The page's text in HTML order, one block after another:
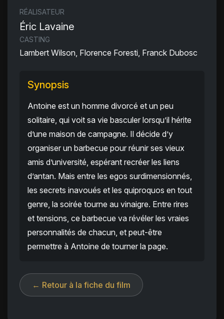
RÉALISATEUR
Éric Lavaine
CASTING
Lambert Wilson, Florence Foresti, Franck Dubosc
Synopsis
Antoine est un homme divorcé et un peu
solitaire, qui voit sa vie basculer lorsqu’il hérite
d’une maison de campagne. Il décide d’y
organiser un barbecue pour réunir ses vieux
amis d’université, espérant recréer les liens
d’antan. Mais entre les egos surdimensionnés,
les secrets inavoués et les quiproquos en tout
genre, la soirée tourne au vinaigre. Entre rires
et tensions, ce barbecue va révéler les vraies
personnalités de chacun, et peut-être
permettre à Antoine de tourner la page.
← Retour à la fiche du film